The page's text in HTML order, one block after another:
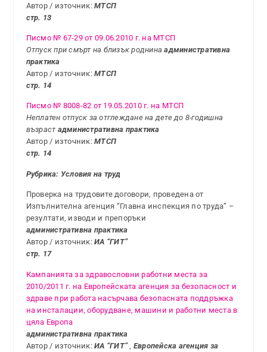
Автор / източник:МТСП
стр. 13
Писмо № 67-29 от 09.06.2010 г. на МТСП
Отпуск при смърт на близък роднинаадминистративна
практика
Автор / източник:МТСП
стр. 14
Писмо № 8008-82 от 19.05.2010 г. на МТСП
Неплатен отпуск за отглеждане на дете до 8-годишна
възраст административна практика
Автор / източник:МТСП
стр. 14
Рубрика: Условия на труд
Проверка на трудовите договори, проведена от
Изпълнителна агенция “Главна инспекция по труда” –
резултати, изводи и препоръки
административна практика
Автор / източник:ИА “ГИТ”
стр. 17
Кампанията за здравословни работни места за
2010/2011 г. на Европейската агенция за безопасност и
здраве при работа насърчава безопасната поддръжка
на инсталации, оборудване, машини и работни места в
цяла Европа
административна практика
Автор / източник:ИА “ГИТ” Европейска агенция за